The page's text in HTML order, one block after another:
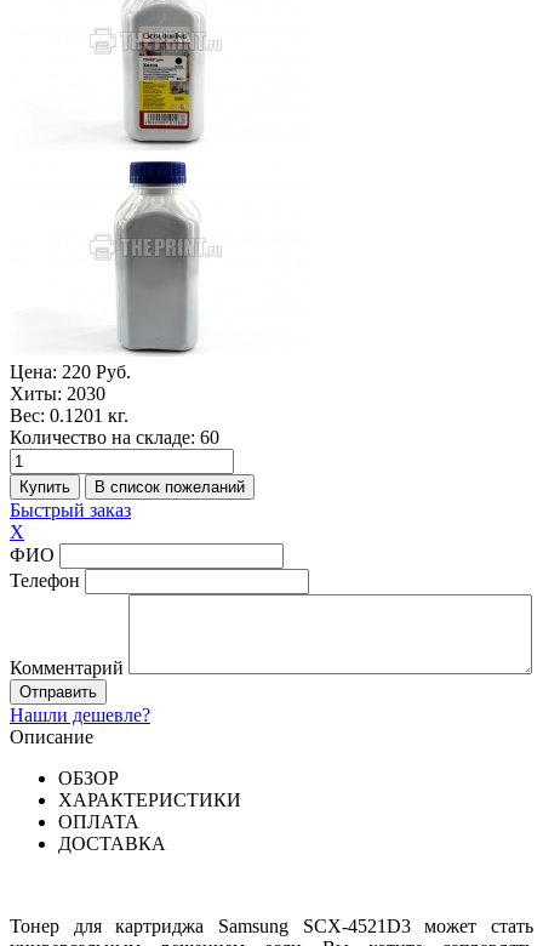
Цена: 220 Руб.
Хиты: 2030
Вес: 0.1201 кг.
Количество на складе: 60
Быстрый заказ
X
ФИО
Телефон
Комментарий
Нашли дешевле?
Описание
ОБЗОР
ХАРАКТЕРИСТИКИ
ОПЛАТА
ДОСТАВКА
Тонер для картриджа Samsung SCX-4521D3 может стать